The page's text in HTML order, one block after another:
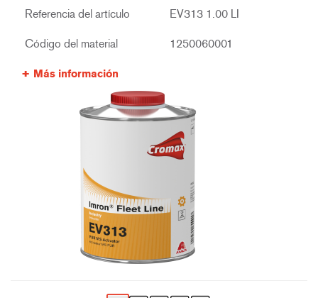
Referencia del artículo EV313 1.00 LI
Código del material 1250060001
Más información